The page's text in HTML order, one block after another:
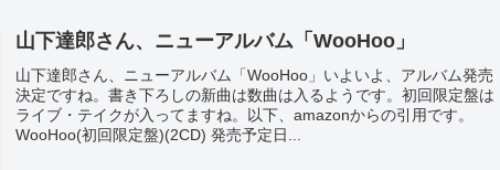
山下達郎さん、ニューアルバム「WooHoo」
山下達郎さん、ニューアルバム「WooHoo」いよいよ、アルバム発売
決定ですね。書き下ろしの新曲は数曲は入るようです。初回限定盤は
ライブ・テイクが入ってますね。以下、amazonからの引用です。
WooHoo(初回限定盤)(2CD) 発売予定日...